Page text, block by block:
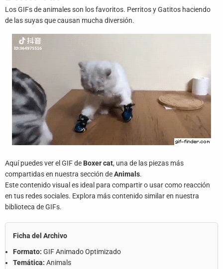
Archivo
De
Gifs
Terminos
Y
Condiciones
Política
De
Cookies
Política
De
Privacidad
Contáctanos
Los GIFs de animales son los favoritos. Perritos y Gatitos haciendo
de las suyas que causan mucha diversión.
Aquí puedes ver el GIF de Boxer cat, una de las piezas más
compartidas en nuestra sección deAnimals.
Este contenido visual es ideal para compartir o usar como reacción
en tus redes sociales. Explora más contenido similar en nuestra
biblioteca de GIFs.
Ficha del Archivo
Formato: GIF Animado Optimizado
Temática: Animals